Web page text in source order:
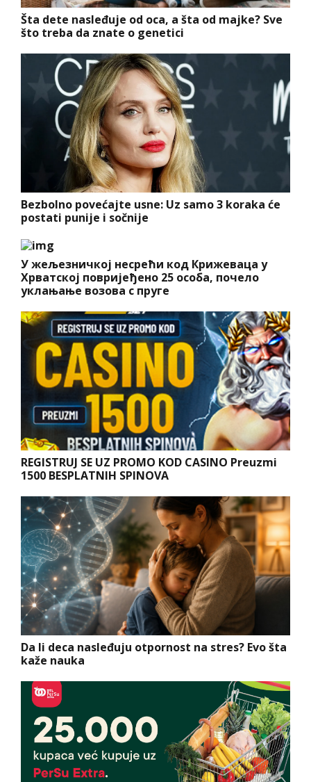
Šta dete nasleđuje od oca, a šta od majke? Sve
što treba da znate o genetici
Bezbolno povećajte usne: Uz samo 3 koraka će
postati punije i sočnije
У жељезничкој несрећи код Крижеваца у
Хрватској повријеђено 25 особа, почело
уклањање возова с пруге
REGISTRUJ SE UZ PROMO KOD CASINO Preuzmi
1500 BESPLATNIH SPINOVA
Da li deca nasleđuju otpornost na stres? Evo šta
kaže nauka